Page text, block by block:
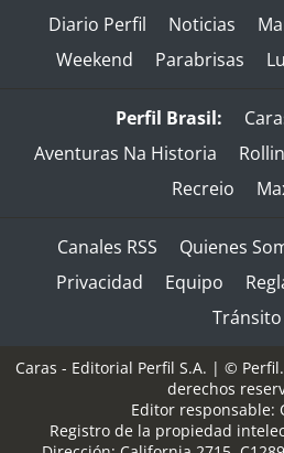
Diario Perfil Noticias
Weekend
Parabrisas
Perfil Brasil:
Aventuras Na Historia
Recreio
Canales RSS Quienes
Privacidad
Equipo
Tránsito
Caras - Editorial Perfil S.A. | ©
derechos
Editor responsable:
Registro de la propiedad